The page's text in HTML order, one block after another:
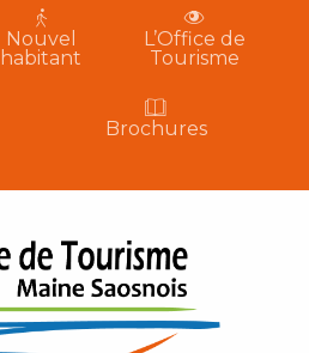
Nouvel
habitant
L’Office de
Tourisme
Brochures